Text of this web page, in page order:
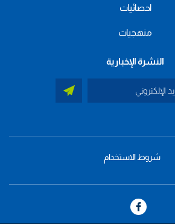
احصائيات
منهجيات
النشرة الإخبارية
footer
شروط الاستخدام